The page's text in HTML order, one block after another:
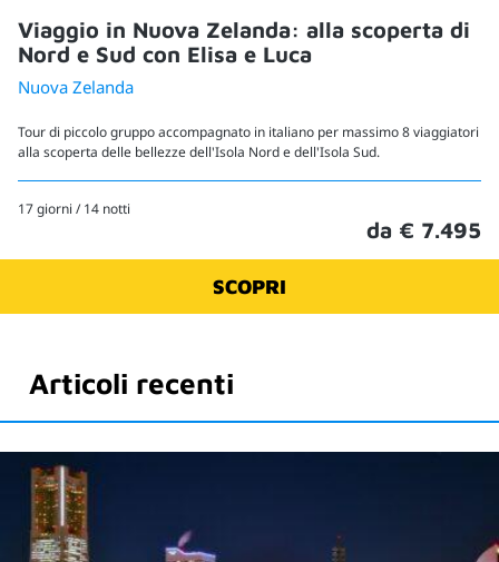
Viaggio in Nuova Zelanda: alla scoperta di
Nord e Sud con Elisa e Luca
Nuova Zelanda
Tour di piccolo gruppo accompagnato in italiano per massimo 8 viaggiatori
alla scoperta delle bellezze dell'Isola Nord e dell'Isola Sud.
17 giorni / 14 notti
da € 7.495
SCOPRI
Articoli recenti